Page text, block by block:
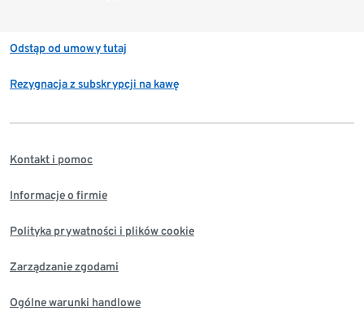
Odstąp od umowy tutaj
Rezygnacja z subskrypcji na kawę
Kontakt i pomoc
Informacje o firmie
Polityka prywatności i plików cookie
Zarządzanie zgodami
Ogólne warunki handlowe